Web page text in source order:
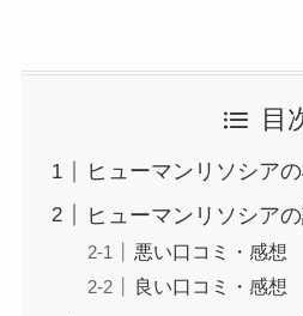
目
ヒューマンリソシア
ヒューマンリソシア
悪い口コミ・感想
良い口コミ・感想